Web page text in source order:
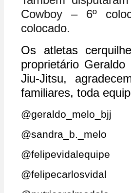
Cowboy – 6º
colocado.
Os atletas
proprietário
Jiu-Jitsu,
familiares, toda
@geraldo_melo_bjj
@sandra_b._melo
@felipevidalequipe
@felipecarlosvidal